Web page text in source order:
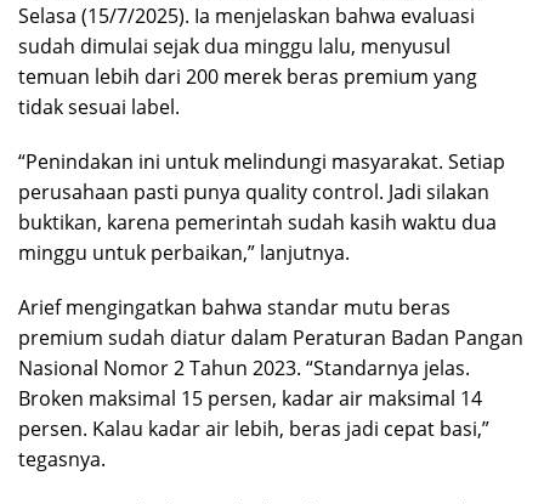
Selasa (15/7/2025). Ia menjelaskan bahwa evaluasi
sudah dimulai sejak dua minggu lalu, menyusul
temuan lebih dari 200 merek beras premium yang
tidak sesuai label.
“Penindakan ini untuk melindungi masyarakat. Setiap
perusahaan pasti punya quality control. Jadi silakan
buktikan, karena pemerintah sudah kasih waktu dua
minggu untuk perbaikan,” lanjutnya.
Arief mengingatkan bahwa standar mutu beras
premium sudah diatur dalam Peraturan Badan Pangan
Nasional Nomor 2 Tahun 2023. “Standarnya jelas.
Broken maksimal 15 persen, kadar air maksimal 14
persen. Kalau kadar air lebih, beras jadi cepat basi,”
tegasnya.